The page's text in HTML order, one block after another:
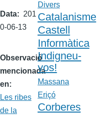
Data
201
0-06-13
Observació
mencionada
en
Les ribes
de la
Divers
Catalanisme
Castell
Informàtica
Indigneu-
vos!
Massana
Eriçó
Corberes